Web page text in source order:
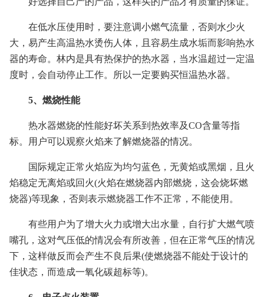
在低水压使用时，要注意调小燃气流量，否则水少火
大，易产生高温热水烫伤人体，且容易生成水垢而影响热水
器的寿命。林内是具有热保护的热水器，当水温超过一定温
度时，会自动停止工作。所以一定要购买恒温热水器。
5、燃烧性能
热水器燃烧的性能好坏关系到热效率及CO含量等指
标。用户可以观察火焰来了解燃烧器的情况。
国际规定正常火焰应为均匀蓝色，无黄焰或黑烟，且火
焰稳定无离焰或回火(火焰在燃烧器内部燃烧，这会烧坏燃
烧器)等现象，否则表示燃烧器工作不正常，不能使用。
有些用户为了增大火力或增大出水量，自行扩大燃气喷
嘴孔，这对气压低的情况会有所改善，但在正常气压的情况
下，这样做反而会产生不良后果(使燃烧器不能处于设计的
佳状态，而造成一氧化碳超标等)。